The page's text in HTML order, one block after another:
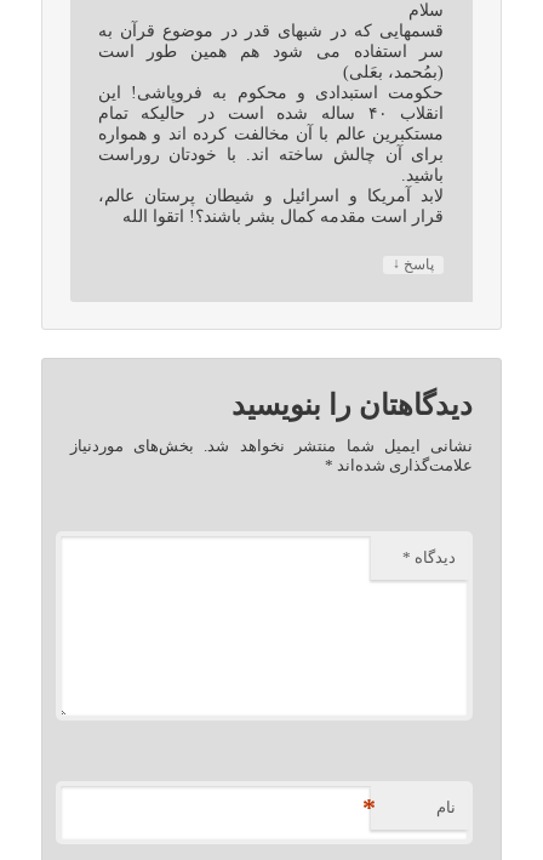
سلام
قسمهایی که در شبهای قدر در موضوع قرآن به
سر استفاده می شود هم همین طور است
(بمُحمد، بعَلی)
حکومت استبدادی و محکوم به فروپاشی! این
انقلاب ۴۰ ساله شده است در حالیکه تمام
مستکبرین عالم با آن مخالفت کرده اند و همواره
برای آن چالش ساخته اند. با خودتان روراست
باشید.
لابد آمریکا و اسرائیل و شیطان پرستان عالم،
قرار است مقدمه کمال بشر باشند؟! اتقوا الله
پاسخ ↓
دیدگاهتان را بنویسید
نشانی ایمیل شما منتشر نخواهد شد.
بخش‌های موردنیاز
علامت‌گذاری شده‌اند *
دیدگاه *
نام *